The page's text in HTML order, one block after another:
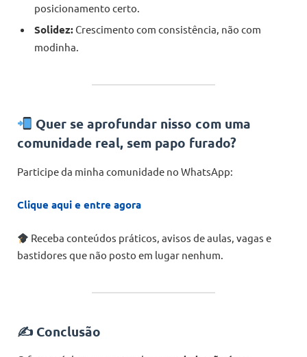
posicionamento certo.
Solidez: Crescimento com consistência, não com
modinha.
Quer se aprofundar nisso com uma
comunidade real, sem papo furado?
Participe da minha comunidade no WhatsApp:
Clique aqui e entre agora
Receba conteúdos práticos, avisos de aulas, vagas e
bastidores que não posto em lugar nenhum.
✍️ Conclusão